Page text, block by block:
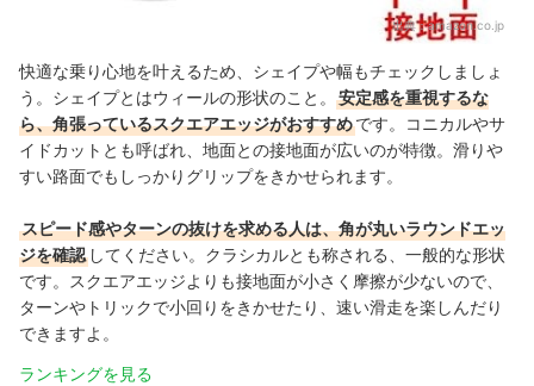
出典：amazon.co.jp
快適な乗り心地を叶えるため、シェイプや幅もチェックしましょ
う。シェイプとはウィールの形状のこと。
安定感を重視するな
ら、角張っているスクエアエッジがおすすめです。コニカルやサ
イドカットとも呼ばれ、地面との接地面が広いのが特徴。滑りや
すい路面でもしっかりグリップをきかせられます。
スピード感やターンの抜けを求める人は、角が丸いラウンドエッ
ジを確認 してください。クラシカルとも称される、一般的な形状
です。スクエアエッジよりも接地面が小さく摩擦が少ないので、
ターンやトリックで小回りをきかせたり、 速い滑走を楽しんだり
できますよ。
ランキングを見る